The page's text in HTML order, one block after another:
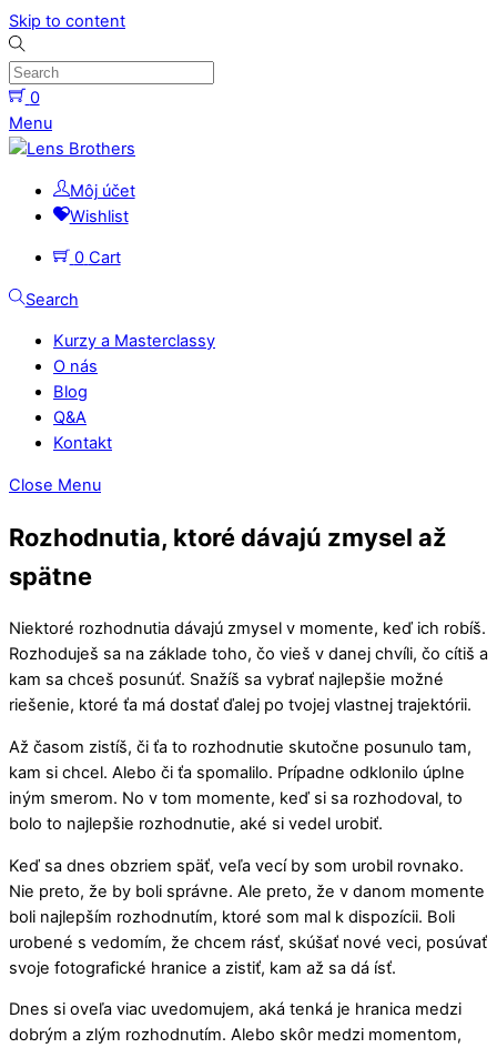
Skip to content
0
Menu
Môj účet
Wishlist
0 Cart
Search
Kurzy a Masterclassy
O nás
Blog
Q&A
Kontakt
Close Menu
Rozhodnutia, ktoré dávajú zmysel až
spätne
Niektoré rozhodnutia dávajú zmysel v momente, keď ich robíš.
Rozhoduješ sa na základe toho, čo vieš v danej chvíli, čo cítiš a
kam sa chceš posunúť. Snažíš sa vybrať najlepšie možné
riešenie, ktoré ťa má dostať ďalej po tvojej vlastnej trajektórii.
Až časom zistíš, či ťa to rozhodnutie skutočne posunulo tam,
kam si chcel. Alebo či ťa spomalilo. Prípadne odklonilo úplne
iným smerom. No v tom momente, keď si sa rozhodoval, to
bolo to najlepšie rozhodnutie, aké si vedel urobiť.
Keď sa dnes obzriem späť, veľa vecí by som urobil rovnako.
Nie preto, že by boli správne. Ale preto, že v danom momente
boli najlepším rozhodnutím, ktoré som mal k dispozícii. Boli
urobené s vedomím, že chcem rásť, skúšať nové veci, posúvať
svoje fotografické hranice a zistiť, kam až sa dá ísť.
Dnes si oveľa viac uvedomujem, aká tenká je hranica medzi
dobrým a zlým rozhodnutím. Alebo skôr medzi momentom,